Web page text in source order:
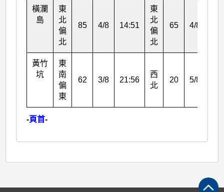
橫瀾
島
東
北
偏
北
85 4/8 14:51
東
北
偏
北
65 4/8
黃竹
坑
東
南
偏
東
62 3/8 21:56
西
北
20 5/8
-頁首-